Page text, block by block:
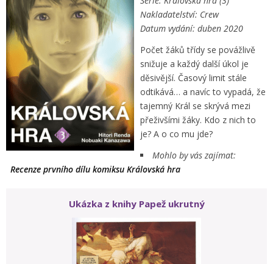
Nakladatelství: Crew
Datum vydání: duben 2020
Počet žáků třídy se povážlivě
snižuje a každý další úkol je
děsivější. Časový limit stále
odtikává… a navíc to vypadá, že
tajemný Král se skrývá mezi
přeživšími žáky. Kdo z nich to
je? A o co mu jde?
Mohlo by vás zajímat:
Recenze prvního dílu komiksu Královská hra
Ukázka z knihy Papež ukrutný